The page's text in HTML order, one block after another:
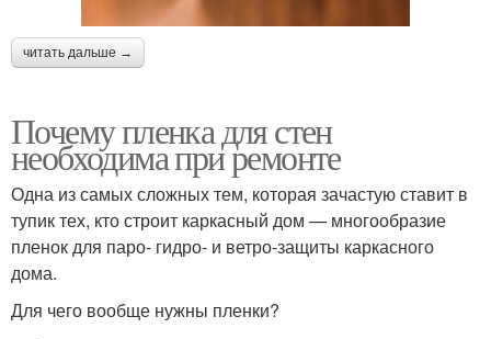
читать дальше →
Почему пленка для стен
необходима при ремонте
Одна из самых сложных тем, которая зачастую ставит в
тупик тех, кто строит каркасный дом — многообразие
пленок для паро- гидро- и ветро-защиты каркасного
дома.
Для чего вообще нужны пленки?